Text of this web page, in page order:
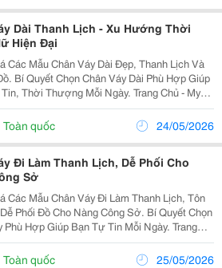
Dài Thanh Lịch - Xu Hướng Thời
Hiện Đại
Các Mẫu Chân Váy Dài Đẹp, Thanh Lịch Và
Bí Quyết Chọn Chân Váy Dài Phù Hợp Giúp
Thời Thượng Mỗi Ngày. Trang Chủ - My
Thời Trang Nữ Hiện Đại Chân Váy Dài Đang Trở...
Toàn quốc 24/05/2026
Đi Làm Thanh Lịch, Dễ Phối Cho
Sở
Các Mẫu Chân Váy Đi Làm Thanh Lịch, Tôn
Phối Đồ Cho Nàng Công Sở. Bí Quyết Chọn
Phù Hợp Giúp Bạn Tự Tin Mỗi Ngày. Trang
Đi Làm Là Item Thời Trang
Thiếu Trong Tủ Đồ Của Phái Đẹp Công...
Toàn quốc 25/05/2026